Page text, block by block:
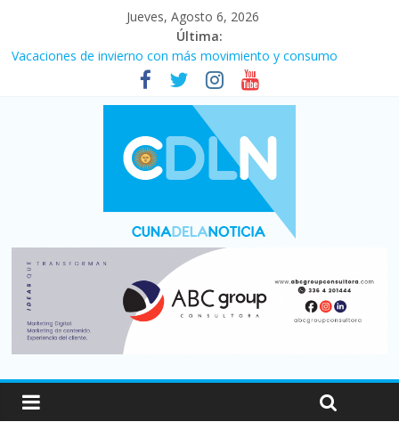
Jueves, Agosto 6, 2026
Última:
En un partidazo, Newell’s empató 2 a 2 con Boca en el Coloso
del Parque
Vacaciones de invierno con más movimiento y consumo
turístico: 4,6 millones de personas viajaron por el país, un 5,9%
Fuerte caída de la venta de autos usados en julio: bajó un 12,6%
Central venció 1 a 0 al River de Coudet en el Monumental
Pullaro mejora sus relaciones con el Gobierno nacional